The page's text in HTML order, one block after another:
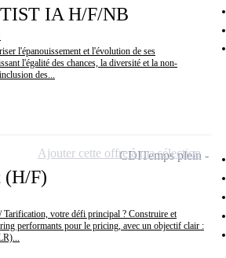
IA H/F/NB
l'épanouissement et l'évolution de ses
l'égalité des chances, la diversité et la non-
des...
(H/F)
Tarification, votre défi principal ? Construire et
performants pour le pricing, avec un objectif clair :
CDITemps plein
Ajouter cette offre à ma sélection